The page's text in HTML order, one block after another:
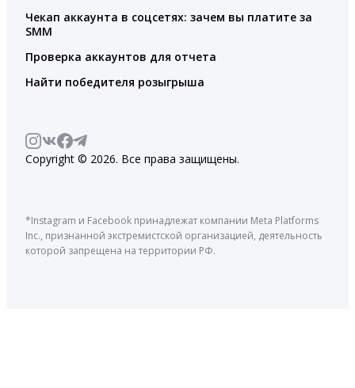
Чекап аккаунта в соцсетях: зачем вы платите за
SMM
Проверка аккаунтов для отчета
Найти победителя розыгрыша
Copyright © 2026. Все права защищены.
*Instagram и Facebook принадлежат компании Meta Platforms
Inc., признанной экстремистской организацией, деятельность
которой запрещена на территории РФ.